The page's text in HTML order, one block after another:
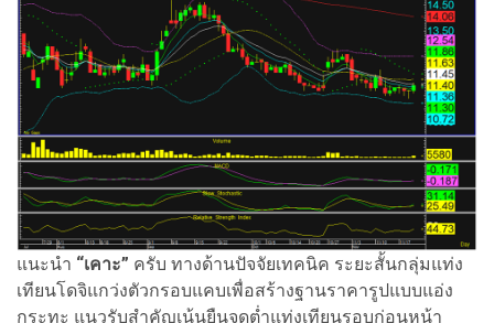
แนะนำ “เคาะ” ครับ ทางด้านปัจจัยเทคนิค ระยะสั้นกลุ่มแท่ง
เทียนโดจิแกว่งตัวกรอบแคบเพื่อสร้างฐานราคารูปแบบแอ่ง
กระทะ แนวรับสำคัญเน้นยืนจุดต่ำแท่งเทียนรอบก่อนหน้า